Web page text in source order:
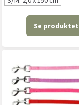
Se produktet